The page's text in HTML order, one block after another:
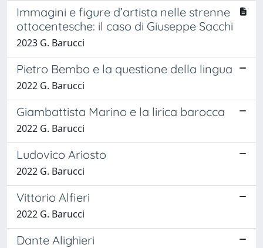
Immagini e figure d’artista nelle strenne
ottocentesche: il caso di Giuseppe Sacchi
2023 G. Barucci
Pietro Bembo e la questione della lingua
2022 G. Barucci
Giambattista Marino e la lirica barocca
2022 G. Barucci
Ludovico Ariosto
2022 G. Barucci
Vittorio Alfieri
2022 G. Barucci
Dante Alighieri